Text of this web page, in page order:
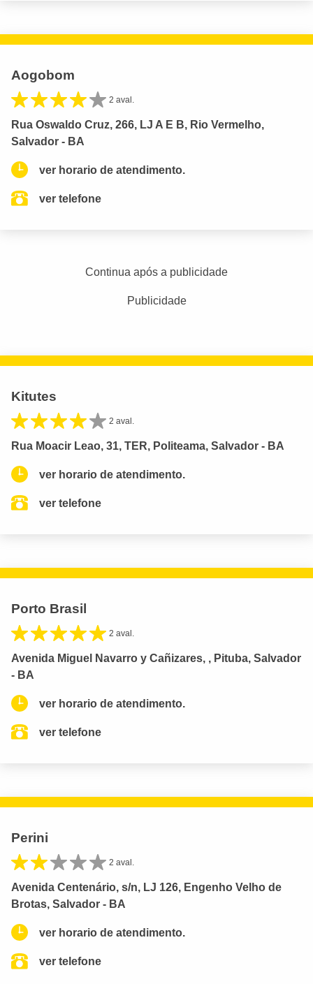
Aogobom
2 aval.
Rua Oswaldo Cruz, 266, LJ A E B, Rio Vermelho,
Salvador - BA
ver horario de atendimento.
ver telefone
Continua após a publicidade
Publicidade
Kitutes
2 aval.
Rua Moacir Leao, 31, TER, Politeama, Salvador - BA
ver horario de atendimento.
ver telefone
Porto Brasil
2 aval.
Avenida Miguel Navarro y Cañizares, , Pituba, Salvador
- BA
ver horario de atendimento.
ver telefone
Perini
2 aval.
Avenida Centenário, s/n, LJ 126, Engenho Velho de
Brotas, Salvador - BA
ver horario de atendimento.
ver telefone